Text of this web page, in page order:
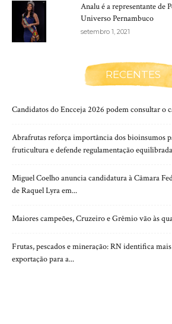
Analu é a representante de
Universo Pernambuco
setembro 1, 2021
RECENTES
Candidatos do Encceja 2026 podem consultar o
Abrafrutas reforça importância dos bioinsumos
fruticultura e defende regulamentação equilibrada
Miguel Coelho anuncia candidatura à Câmara
de Raquel Lyra em...
Maiores campeões, Cruzeiro e Grêmio vão às
Frutas, pescados e mineração: RN identifica
exportação para a...